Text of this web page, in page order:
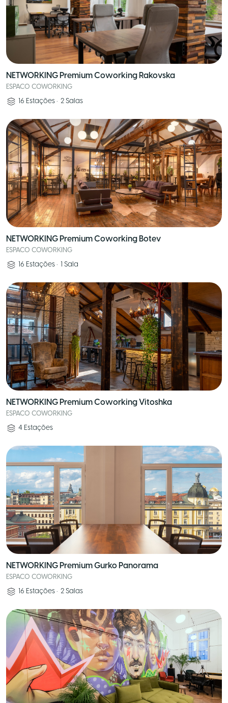
NETWORKING Premium Coworking Rakovska
ESPACO COWORKING
16 Estações • 2 Salas
NETWORKING Premium Coworking Botev
ESPACO COWORKING
16 Estações • 1 Sala
NETWORKING Premium Coworking Vitoshka
ESPACO COWORKING
4 Estações
NETWORKING Premium Gurko Panorama
ESPACO COWORKING
16 Estações • 2 Salas